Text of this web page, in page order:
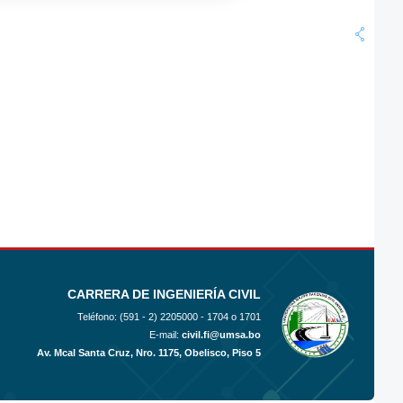
CARRERA DE INGENIERÍA CIVIL
Teléfono: (591 - 2) 2205000 - 1704 o 1701
E-mail: civil.fi@umsa.bo
Av. Mcal Santa Cruz, Nro. 1175, Obelisco, Piso 5